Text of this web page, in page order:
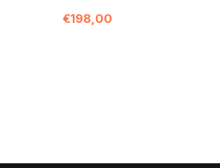
€198,00